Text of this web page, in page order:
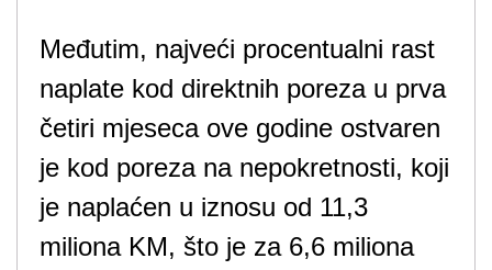
Međutim, najveći procentualni rast
naplate kod direktnih poreza u prva
četiri mjeseca ove godine ostvaren
je kod poreza na nepokretnosti, koji
je naplaćen u iznosu od 11,3
miliona KM, što je za 6,6 miliona